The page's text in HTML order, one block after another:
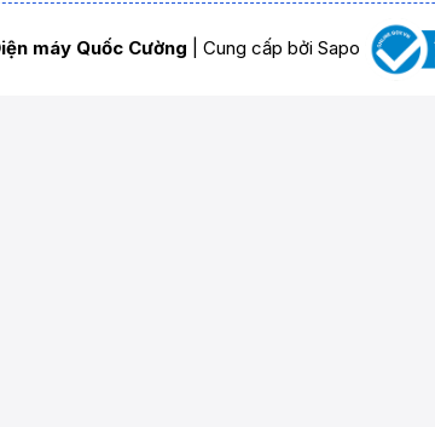
máy Quốc Cường Cung cấp bởi Sapo